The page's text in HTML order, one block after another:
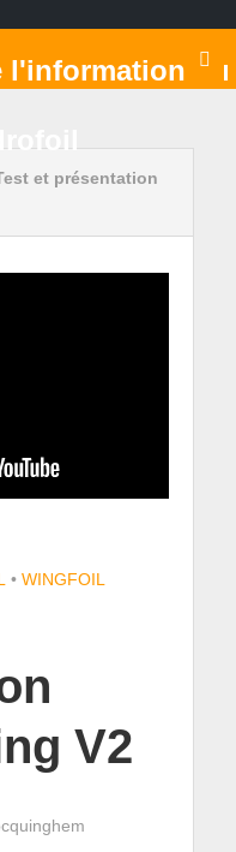
et présentation
• WINGFOIL
V2